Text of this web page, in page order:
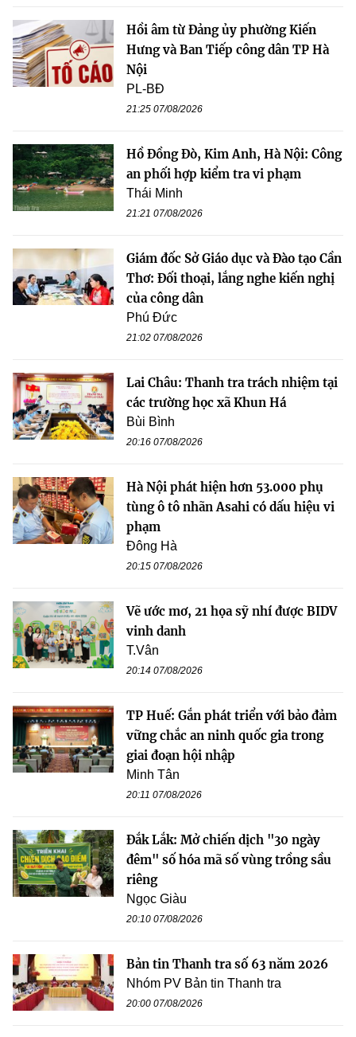
Hồi âm từ Đảng ủy phường Kiến
Hưng và Ban Tiếp công dân TP Hà
Nội
PL-BĐ
21:25 07/08/2026
Hồ Đồng Đò, Kim Anh, Hà Nội: Công
an phối hợp kiểm tra vi phạm
Thái Minh
21:21 07/08/2026
Giám đốc Sở Giáo dục và Đào tạo Cần
Thơ: Đối thoại, lắng nghe kiến nghị
của công dân
Phú Đức
21:02 07/08/2026
Lai Châu: Thanh tra trách nhiệm tại
các trường học xã Khun Há
Bùi Bình
20:16 07/08/2026
Hà Nội phát hiện hơn 53.000 phụ
tùng ô tô nhãn Asahi có dấu hiệu vi
phạm
Đông Hà
20:15 07/08/2026
Vẽ ước mơ, 21 họa sỹ nhí được BIDV
vinh danh
T.Vân
20:14 07/08/2026
TP Huế: Gắn phát triển với bảo đảm
vững chắc an ninh quốc gia trong
giai đoạn hội nhập
Minh Tân
20:11 07/08/2026
Đắk Lắk: Mở chiến dịch "30 ngày
đêm" số hóa mã số vùng trồng sầu
riêng
Ngọc Giàu
20:10 07/08/2026
Bản tin Thanh tra số 63 năm 2026
Nhóm PV Bản tin Thanh tra
20:00 07/08/2026